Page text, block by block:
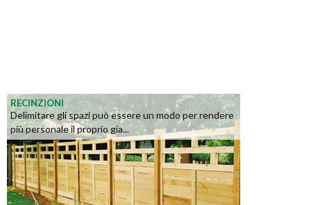
RECINZIONI
Delimitare gli spazi può essere un modo per rendere
più personale il proprio gia...